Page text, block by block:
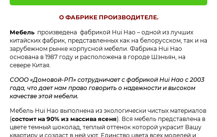
О ФАБРИКЕ ПРОИЗВОДИТЕЛЕ.
Мебель произведена фабрикой Hui Hao – одной из лучших
китайских фабрик, представленных как на белорусском, так и на
зарубежном рынке корпусной мебели. Фабрика Hui Hao
основана в 1987 году и расположена в городе Шэньян, на
севере Китая.
СООО «Домовой-РП» сотрудничает с фабрикой Hui Hao с 2003
года, что дает нам право говорить о надежности и высоком
качестве этой мебели.
Мебель Hui Hao выполнена из экологически чистых материалов
(состоит на 90% из массива ясеня). Вся мебель представлена в
цвете темный шоколад, теплый оттенок которой украсит Вашу
квартиру и создаст в ней уют. Единство цвета всех моделей и